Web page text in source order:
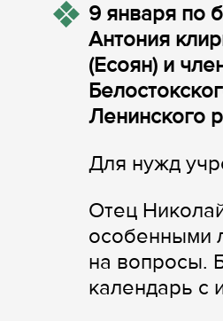
9 января по
Антония
(Есоян) и
Ленинского
Для нужд
Отец
особенными
на вопросы.
календарь с